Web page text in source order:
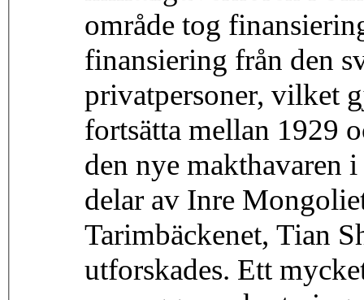
område tog
finansiering från den
privatpersoner, vilket
fortsätta mellan 1929
den nye makthavaren
delar av Inre
Tarimbäckenet, Tian
utforskades. Ett